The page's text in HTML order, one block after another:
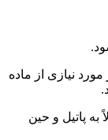
نیازی از ماده
به پاتیل و حین